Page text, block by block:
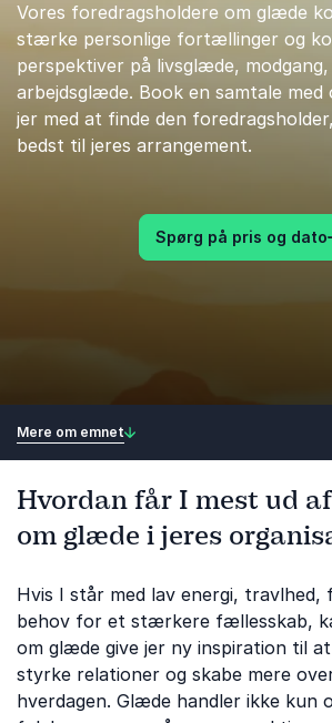
Vores foredragsholdere om glæde
stærke personlige fortællinger og
perspektiver på livsglæde,
arbejdsglæde. Book en samtale
jer med at finde den
bedst til jeres arrangement.
Spørg på pris og dato
Mere om emnet
Hvordan får I mest ud
om glæde i jeres
Hvis I står med lav energi, travlhed,
behov for et stærkere fællesskab,
om glæde give jer ny inspiration til at
styrke relationer og skabe mere
hverdagen. Glæde handler ikke kun